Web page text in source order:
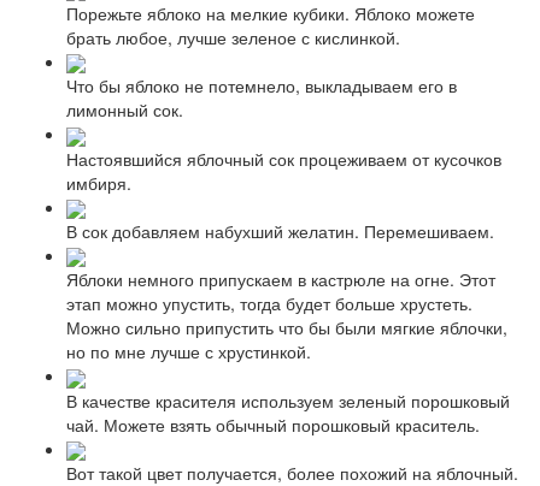
Порежьте яблоко на мелкие кубики. Яблоко можете
брать любое, лучше зеленое с кислинкой.
Что бы яблоко не потемнело, выкладываем его в
лимонный сок.
Настоявшийся яблочный сок процеживаем от кусочков
имбиря.
В сок добавляем набухший желатин. Перемешиваем.
Яблоки немного припускаем в кастрюле на огне. Этот
этап можно упустить, тогда будет больше хрустеть.
Можно сильно припустить что бы были мягкие яблочки,
но по мне лучше с хрустинкой.
В качестве красителя используем зеленый порошковый
чай. Можете взять обычный порошковый краситель.
Вот такой цвет получается, более похожий на яблочный.